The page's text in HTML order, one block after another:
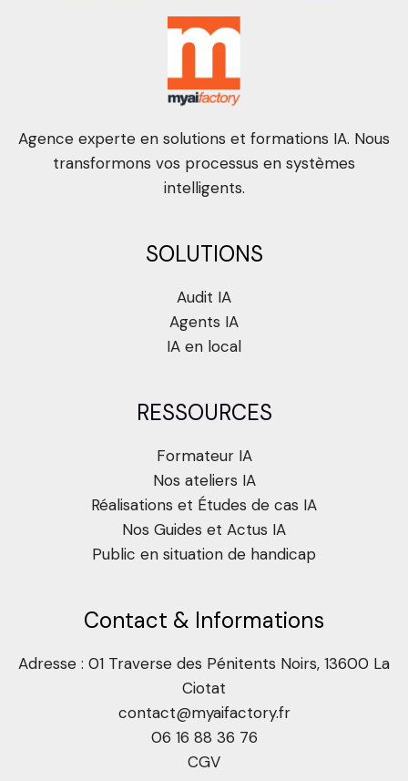
Agence experte en solutions et formations IA. Nous
transformons vos processus en systèmes
intelligents.
SOLUTIONS
Audit IA
Agents IA
IA en local
RESSOURCES
Formateur IA
Nos ateliers IA
Réalisations et Études de cas IA
Nos Guides et Actus IA
Public en situation de handicap
Contact & Informations
Adresse : 01 Traverse des Pénitents Noirs, 13600 La
Ciotat
contact@myaifactory.fr
06 16 88 36 76
CGV